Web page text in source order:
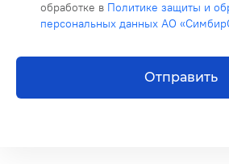
обработке в Политике защиты и
персональных данных АО
Отправить